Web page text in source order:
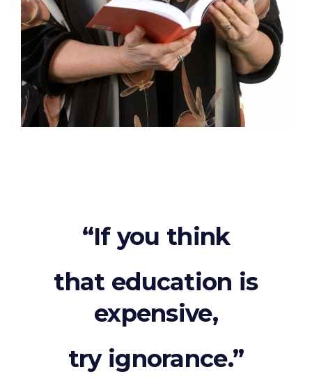
“If you think
that education is
expensive,
try ignorance.”